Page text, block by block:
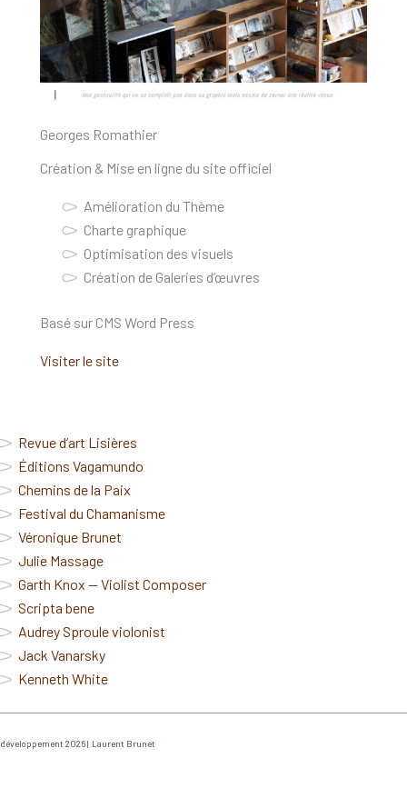
Georges Romathier
Création & Mise en ligne du site officiel
Amélioration du Thème
Charte graphique
Optimisation des visuels
Création de Galeries d’œuvres
Basé sur CMS Word Press
Visiter le site
Revue d’art Lisières
Éditions Vagamundo
Chemins de la Paix
Festival du Chamanisme
Véronique Brunet
Julie Massage
Garth Knox — Violist Composer
Scripta bene
Audrey Sproule violonist
Jack Vanarsky
Kenneth White
développement 2026 | Laurent Brunet